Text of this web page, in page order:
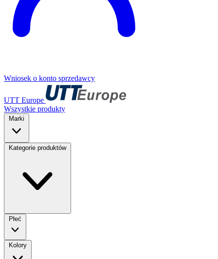
Wniosek o konto sprzedawcy
UTT Europe
Wszystkie produkty
Marki
Kategorie produktów
Płeć
Kolory